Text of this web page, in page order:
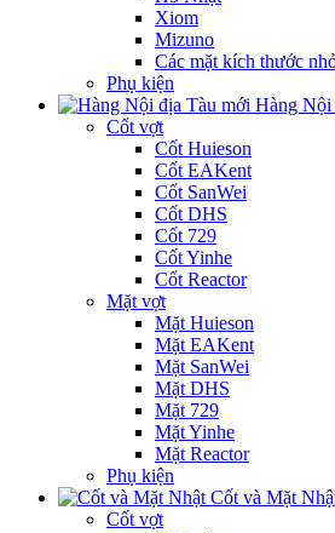
Xiom
Mizuno
Các mặt kích thước
Phụ kiện
Hàng Nội
Cốt vợt
Cốt Huieson
Cốt EAKent
Cốt SanWei
Cốt DHS
Cốt 729
Cốt Yinhe
Cốt Reactor
Mặt vợt
Mặt Huieson
Mặt EAKent
Mặt SanWei
Mặt DHS
Mặt 729
Mặt Yinhe
Mặt Reactor
Phụ kiện
Cốt và Mặt
Cốt vợt